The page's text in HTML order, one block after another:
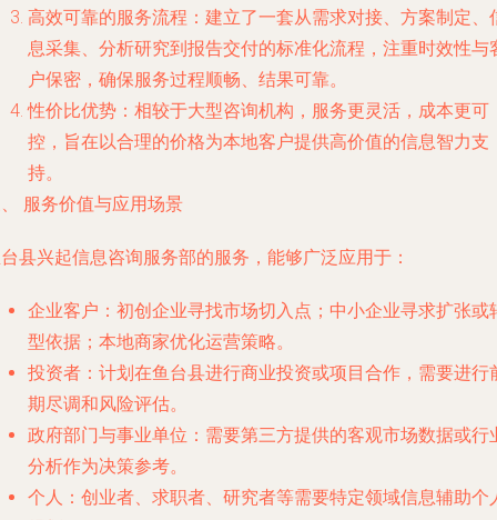
高效可靠的服务流程 ：建立了一套从需求对接、方案制定、
息采集、分析研究到报告交付的标准化流程，注重时效性与
户保密，确保服务过程顺畅、结果可靠。
性价比优势 ：相较于大型咨询机构，服务更灵活，成本更可
控，旨在以合理的价格为本地客户提供高价值的信息智力支
持。
服务价值与应用场景
县兴起信息咨询服务部的服务，能够广泛应用于：
企业客户 ：初创企业寻找市场切入点；中小企业寻求扩张或
型依据；本地商家优化运营策略。
投资者 ：计划在鱼台县进行商业投资或项目合作，需要进行
期尽调和风险评估。
政府部门与事业单位 ：需要第三方提供的客观市场数据或行
分析作为决策参考。
个人 ：创业者、求职者、研究者等需要特定领域信息辅助个